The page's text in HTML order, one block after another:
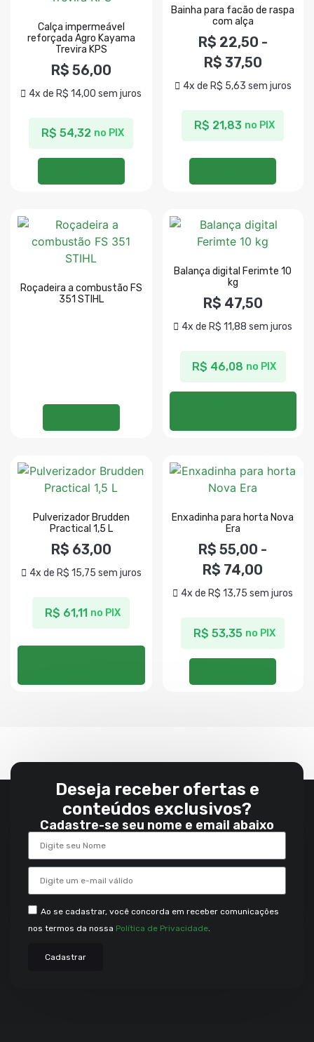
Calça impermeável
reforçada Agro Kayama
Trevira KPS
R$ 56,00
4x de R$ 14,00 sem juros
R$ 54,32 no PIX
Bainha para facão de raspa
com alça
R$ 22,50 -
R$ 37,50
4x de R$ 5,63 sem juros
R$ 21,83 no PIX
Roçadeira a combustão FS
351 STIHL
Balança digital Ferimte 10
kg
R$ 47,50
4x de R$ 11,88 sem juros
R$ 46,08 no PIX
Pulverizador Brudden
Practical 1,5 L
R$ 63,00
4x de R$ 15,75 sem juros
R$ 61,11 no PIX
Enxadinha para horta Nova
Era
R$ 55,00 -
R$ 74,00
4x de R$ 13,75 sem juros
R$ 53,35 no PIX
Deseja receber ofertas e
conteúdos exclusivos?
Cadastre-se seu nome e email abaixo
Ao se cadastrar, você concorda em receber comunicações
nos termos da nossa Política de Privacidade
Cadastrar